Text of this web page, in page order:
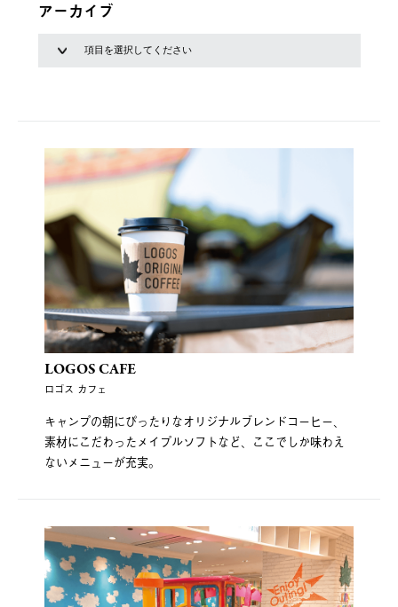
アーカイブ
LOGOS CAFE
ロゴス カフェ
キャンプの朝にぴったりなオリジナルブレンドコーヒー、
素材にこだわったメイプルソフトなど、ここでしか味わえ
ないメニューが充実。